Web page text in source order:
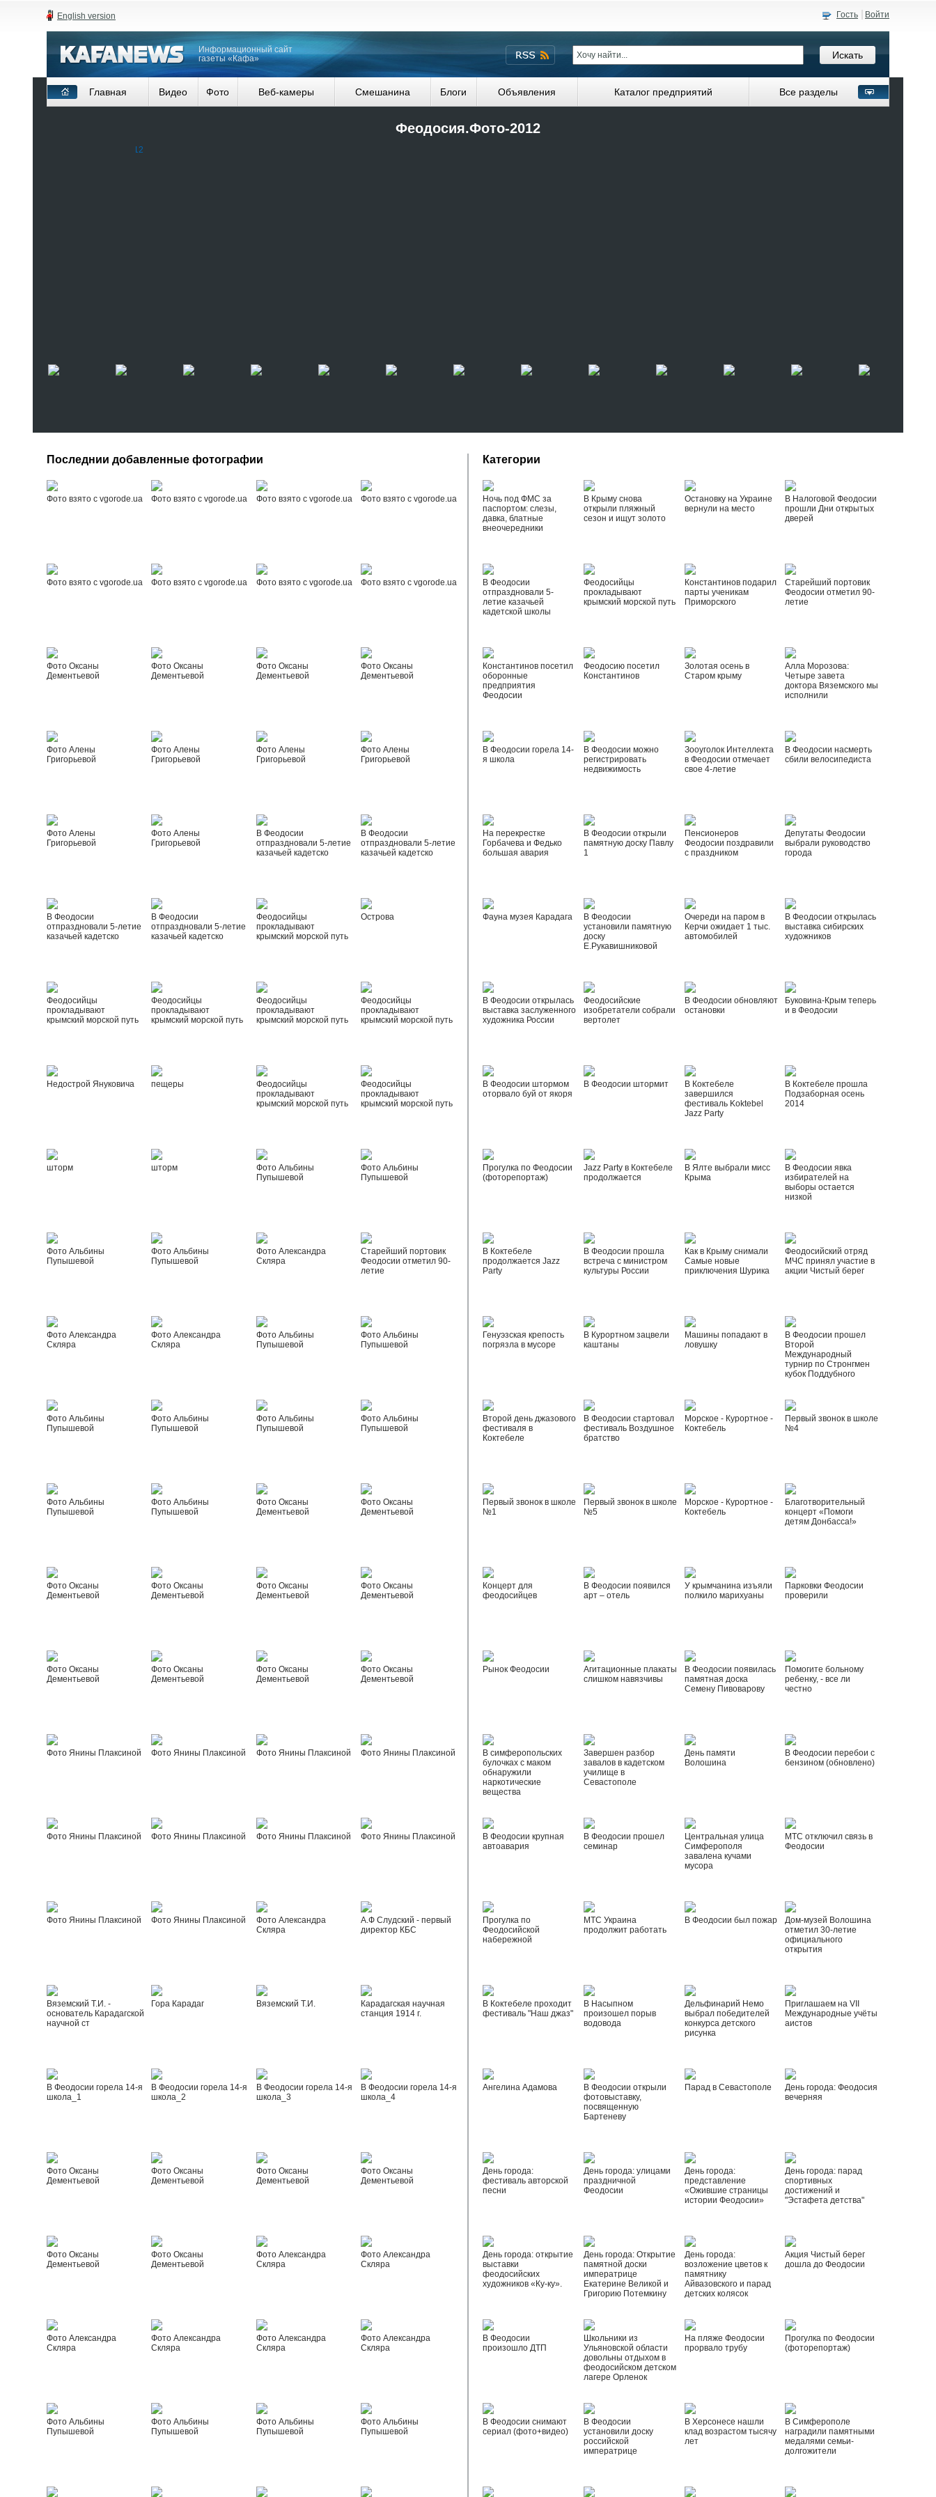
English version Гость Войти
Информационный сайт
газеты «Кафа»
Главная Видео Фото Веб-камеры Смешанина Блоги Объявления Каталог предприятий Все разделы
Феодосия.Фото-2012
Последнии добавленные фотографии
Фото взято с vgorode.ua Фото взято с vgorode.ua Фото взято с vgorode.ua Фото взято с vgorode.ua
Фото взято с vgorode.ua Фото взято с vgorode.ua Фото взято с vgorode.ua Фото взято с vgorode.ua
Фото Оксаны
Дементьевой
Фото Оксаны
Дементьевой
Фото Оксаны
Дементьевой
Фото Оксаны
Дементьевой
Фото Алены
Григорьевой
Фото Алены
Григорьевой
Фото Алены
Григорьевой
Фото Алены
Григорьевой
Фото Алены
Григорьевой
Фото Алены
Григорьевой
В Феодосии
отпраздновали 5-летие
казачьей кадетско
В Феодосии
отпраздновали 5-летие
казачьей кадетско
В Феодосии
отпраздновали 5-летие
казачьей кадетско
В Феодосии
отпраздновали 5-летие
казачьей кадетско
Феодосийцы
прокладывают
крымский морской путь
Острова
Феодосийцы
прокладывают
крымский морской путь
Феодосийцы
прокладывают
крымский морской путь
Феодосийцы
прокладывают
крымский морской путь
Феодосийцы
прокладывают
крымский морской путь
Недострой Януковича пещеры
Феодосийцы
прокладывают
крымский морской путь
Феодосийцы
прокладывают
крымский морской путь
шторм шторм
Фото Альбины
Пупышевой
Фото Альбины
Пупышевой
Фото Альбины
Пупышевой
Фото Альбины
Пупышевой
Фото Александра
Скляра
Старейший портовик
Феодосии отметил 90-
летие
Фото Александра
Скляра
Фото Александра
Скляра
Фото Альбины
Пупышевой
Фото Альбины
Пупышевой
Фото Альбины
Пупышевой
Фото Альбины
Пупышевой
Фото Альбины
Пупышевой
Фото Альбины
Пупышевой
Фото Альбины
Пупышевой
Фото Альбины
Пупышевой
Фото Оксаны
Дементьевой
Фото Оксаны
Дементьевой
Фото Оксаны
Дементьевой
Фото Оксаны
Дементьевой
Фото Оксаны
Дементьевой
Фото Оксаны
Дементьевой
Фото Оксаны
Дементьевой
Фото Оксаны
Дементьевой
Фото Оксаны
Дементьевой
Фото Оксаны
Дементьевой
Фото Янины Плаксиной Фото Янины Плаксиной Фото Янины Плаксиной Фото Янины Плаксиной
Фото Янины Плаксиной Фото Янины Плаксиной Фото Янины Плаксиной Фото Янины Плаксиной
Фото Янины Плаксиной Фото Янины Плаксиной
Фото Александра
Скляра
А.Ф Слудский - первый
директор КБС
Вяземский Т.И. -
основатель Карадагской
научной ст
Гора Карадаг Вяземский Т.И.
Карадагская научная
станция 1914 г.
В Феодосии горела 14-я
школа_1
В Феодосии горела 14-я
школа_2
В Феодосии горела 14-я
школа_3
В Феодосии горела 14-я
школа_4
Фото Оксаны
Дементьевой
Фото Оксаны
Дементьевой
Фото Оксаны
Дементьевой
Фото Оксаны
Дементьевой
Фото Оксаны
Дементьевой
Фото Оксаны
Дементьевой
Фото Александра
Скляра
Фото Александра
Скляра
Фото Александра
Скляра
Фото Александра
Скляра
Фото Александра
Скляра
Фото Александра
Скляра
Фото Альбины
Пупышевой
Фото Альбины
Пупышевой
Фото Альбины
Пупышевой
Фото Альбины
Пупышевой
Категории
Ночь под ФМС за
паспортом: слезы,
давка, блатные
внеочередники
В Крыму снова
открыли пляжный
сезон и ищут золото
Остановку на Украине
вернули на место
В Налоговой Феодосии
прошли Дни открытых
дверей
В Феодосии
отпраздновали 5-
летие казачьей
кадетской школы
Феодосийцы
прокладывают
крымский морской путь
Константинов подарил
парты ученикам
Приморского
Старейший портовик
Феодосии отметил 90-
летие
Константинов посетил
оборонные
предприятия
Феодосии
Феодосию посетил
Константинов
Золотая осень в
Старом крыму
Алла Морозова:
Четыре завета
доктора Вяземского мы
исполнили
В Феодосии горела 14-
я школа
В Феодосии можно
регистрировать
недвижимость
Зооуголок Интеллекта
в Феодосии отмечает
свое 4-летие
В Феодосии насмерть
сбили велосипедиста
На перекрестке
Горбачева и Федько
большая авария
В Феодосии открыли
памятную доску Павлу
1
Пенсионеров
Феодосии поздравили
с праздником
Депутаты Феодосии
выбрали руководство
города
Фауна музея Карадага
В Феодосии
установили памятную
доску
Е.Рукавишниковой
Очереди на паром в
Керчи ожидает 1 тыс.
автомобилей
В Феодосии открылась
выставка сибирских
художников
В Феодосии открылась
выставка заслуженного
художника России
Феодосийские
изобретатели собрали
вертолет
В Феодосии обновляют
остановки
Буковина-Крым теперь
и в Феодосии
В Феодосии штормом
оторвало буй от якоря
В Феодосии штормит
В Коктебеле
завершился
фестиваль Koktebel
Jazz Party
В Коктебеле прошла
Подзаборная осень
2014
Прогулка по Феодосии
(фоторепортаж)
Jazz Party в Коктебеле
продолжается
В Ялте выбрали мисс
Крыма
В Феодосии явка
избирателей на
выборы остается
низкой
В Коктебеле
продолжается Jazz
Party
В Феодосии прошла
встреча с министром
культуры России
Как в Крыму снимали
Самые новые
приключения Шурика
Феодосийский отряд
МЧС принял участие в
акции Чистый берег
Генуэзская крепость
погрязла в мусоре
В Курортном зацвели
каштаны
Машины попадают в
ловушку
В Феодосии прошел
Второй
Международный
турнир по Стронгмен
кубок Поддубного
Второй день джазового
фестиваля в
Коктебеле
В Феодосии стартовал
фестиваль Воздушное
братство
Морское - Курортное -
Коктебель
Первый звонок в школе
№4
Первый звонок в школе
№1
Первый звонок в школе
№5
Морское - Курортное -
Коктебель
Благотворительный
концерт «Помоги
детям Донбасса!»
Концерт для
феодосийцев
В Феодосии появился
арт – отель
У крымчанина изъяли
полкило марихуаны
Парковки Феодосии
проверили
Рынок Феодосии
Агитационные плакаты
слишком навязчивы
В Феодосии появилась
памятная доска
Семену Пивоварову
Помогите больному
ребенку, - все ли
честно
В симферопольских
булочках с маком
обнаружили
наркотические
вещества
Завершен разбор
завалов в кадетском
училище в
Севастополе
День памяти
Волошина
В Феодосии перебои с
бензином (обновлено)
В Феодосии крупная
автоавария
В Феодосии прошел
семинар
Центральная улица
Симферополя
завалена кучами
мусора
МТС отключил связь в
Феодосии
Прогулка по
Феодосийской
набережной
МТС Украина
продолжит работать
В Феодосии был пожар
Дом-музей Волошина
отметил 30-летие
официального
открытия
В Коктебеле проходит
фестиваль "Наш джаз"
В Насыпном
произошел порыв
водовода
Дельфинарий Немо
выбрал победителей
конкурса детского
рисунка
Приглашаем на VII
Международные учёты
аистов
Ангелина Адамова
В Феодосии открыли
фотовыставку,
посвященную
Бартеневу
Парад в Севастополе
День города: Феодосия
вечерняя
День города:
фестиваль авторской
песни
День города: улицами
праздничной
Феодосии
День города:
представление
«Ожившие страницы
истории Феодосии»
День города: парад
спортивных
достижений и
"Эстафета детства"
День города: открытие
выставки
феодосийских
художников «Ку-ку».
День города: Открытие
памятной доски
императрице
Екатерине Великой и
Григорию Потемкину
День города:
возложение цветов к
памятнику
Айвазовского и парад
детских колясок
Акция Чистый берег
дошла до Феодосии
В Феодосии
произошло ДТП
Школьники из
Ульяновской области
довольны отдыхом в
феодосийском детском
лагере Орленок
На пляже Феодосии
прорвало трубу
Прогулка по Феодосии
(фоторепортаж)
В Феодосии снимают
сериал (фото+видео)
В Феодосии
установили доску
российской
императрице
В Херсонесе нашли
клад возрастом тысячу
лет
В Симферополе
наградили памятными
медалями семьи-
долгожители